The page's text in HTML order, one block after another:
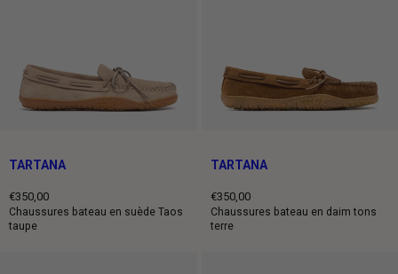
TARTANA
€350,00
Prix
normal
Chaussures bateau en suède Taos
taupe
TARTANA
€350,00
Prix
normal
Chaussures bateau en daim tons
terre